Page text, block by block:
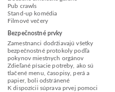
Pub crawls
Stand-up komédia
Filmové večery
Bezpečnostné prvky
Zamestnanci dodržiavajú všetky
bezpečnostné protokoly podľa
pokynov miestnych orgánov
Zdieľané písacie potreby, ako sú
tlačené menu, časopisy, perá a
papier, boli odstránené
K dispozícii súprava prvej pomoci